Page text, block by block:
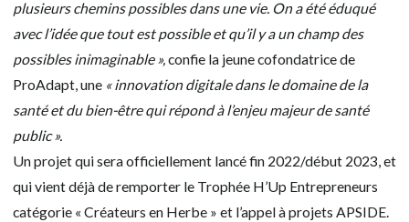
plusieurs chemins possibles dans une vie. On a été éduqué
avec l’idée que tout est possible et qu’il y a un champ des
possibles inimaginable »,confie la jeune cofondatrice de
ProAdapt, une « innovation digitale dans le domaine de la
santé et du bien-être qui répond à l’enjeu majeur de santé
public ».
Un projet qui sera officiellement lancé fin 2022/début 2023, et
qui vient déjà de remporter le Trophée H’Up Entrepreneurs
catégorie « Créateurs en Herbe » et l’appel à projets APSIDE.